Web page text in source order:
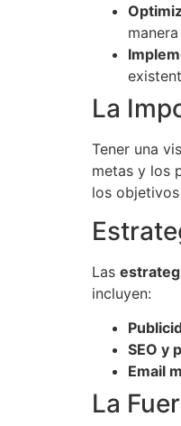
La
Tener una
metas y los
los
Las
incluyen:
SEO y
Email
La